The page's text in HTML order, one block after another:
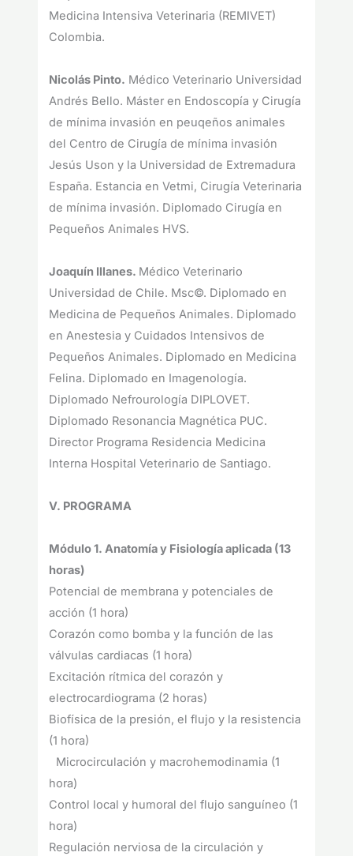
Medicina Intensiva Veterinaria (REMIVET)
Colombia.
Nicolás Pinto. Médico Veterinario Universidad
Andrés Bello. Máster en Endoscopía y Cirugía
de mínima invasión en peuqeños animales
del Centro de Cirugía de mínima invasión
Jesús Uson y la Universidad de Extremadura
España. Estancia en Vetmi, Cirugía Veterinaria
de mínima invasión. Diplomado Cirugía en
Pequeños Animales HVS.
Joaquín Illanes. Médico Veterinario
Universidad de Chile. Msc©. Diplomado en
Medicina de Pequeños Animales. Diplomado
en Anestesia y Cuidados Intensivos de
Pequeños Animales. Diplomado en Medicina
Felina. Diplomado en Imagenología.
Diplomado Nefrourología DIPLOVET.
Diplomado Resonancia Magnética PUC.
Director Programa Residencia Medicina
Interna Hospital Veterinario de Santiago.
V. PROGRAMA
Módulo 1. Anatomía y Fisiología aplicada (13
horas)
Potencial de membrana y potenciales de
acción (1 hora)
Corazón como bomba y la función de las
válvulas cardiacas (1 hora)
Excitación rítmica del corazón y
electrocardiograma (2 horas)
Biofísica de la presión, el flujo y la resistencia
(1 hora)
Microcirculación y macrohemodinamia (1
hora)
Control local y humoral del flujo sanguíneo (1
hora)
Regulación nerviosa de la circulación y